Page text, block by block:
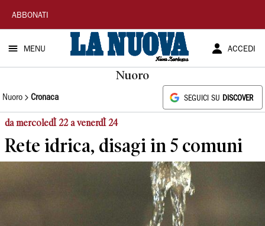
La
Nuova
Sardegna
ABBONATI
MENU ACCEDI
Nuoro
Nuoro Cronaca SEGUICI SU DISCOVER
da mercoledÌ 22 a venerdÌ 24
Rete idrica, disagi in 5 comuni